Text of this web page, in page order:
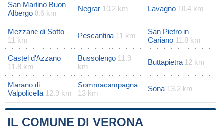
San Martino Buon
Albergo 8.6 km
Negrar 10.2 km Lavagno 10.4 km
Mezzane di Sotto
11 km
Pescantina 11 km
San Pietro in
Cariano 11.8 km
Castel d'Azzano
11.8 km
Bussolengo 11.9
km
Buttapietra 12 km
Marano di
Valpolicella 12.9 km
Sommacampagna
13 km
Sona 13.2 km
IL COMUNE DI VERONA